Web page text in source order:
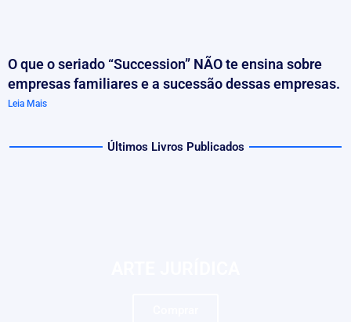
O que o seriado “Succession” NÃO te ensina sobre
empresas familiares e a sucessão dessas empresas.
Leia Mais
Últimos Livros Publicados